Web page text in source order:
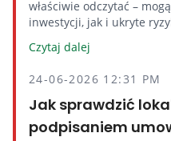
właściwie odczytać –
inwestycji, jak i ukryte
Czytaj dalej
24-06-2026 12:31 PM
Jak sprawdzić
podpisaniem